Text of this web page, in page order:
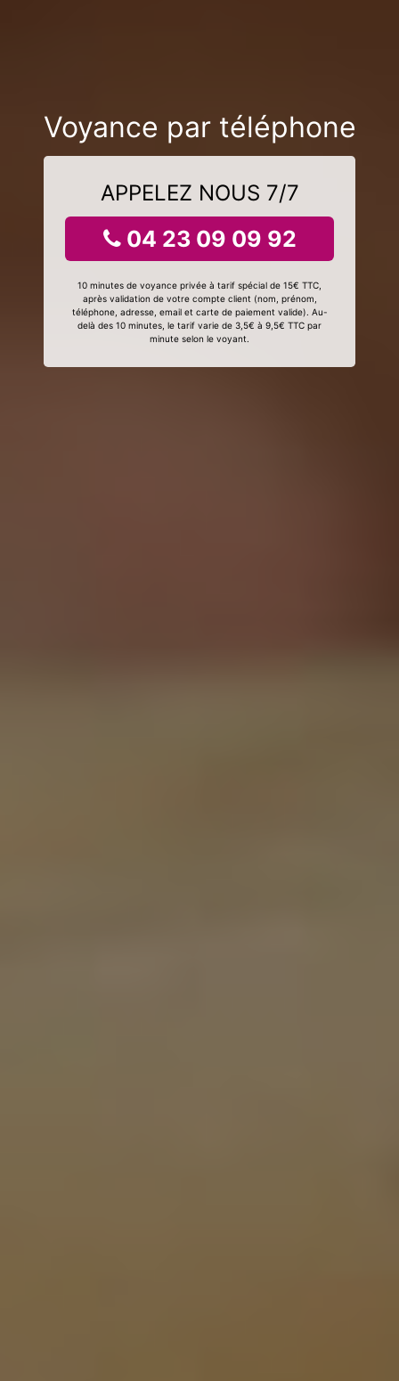
Voyance par téléphone
APPELEZ NOUS 7/7
04 23 09 09 92
10 minutes de voyance privée à tarif spécial de 15€ TTC,
après validation de votre compte client (nom, prénom,
téléphone, adresse, email et carte de paiement valide). Au-
delà des 10 minutes, le tarif varie de 3,5€ à 9,5€ TTC par
minute selon le voyant.